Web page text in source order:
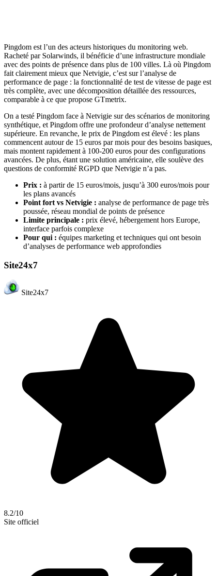
Pingdom est l’un des acteurs historiques du monitoring web.
Racheté par Solarwinds, il bénéficie d’une infrastructure mondiale
avec des points de présence dans plus de 100 villes. Là où Pingdom
fait clairement mieux que Netvigie, c’est sur l’analyse de
performance de page : la fonctionnalité de test de vitesse de page est
très complète, avec une décomposition détaillée des ressources,
comparable à ce que propose GTmetrix.
On a testé Pingdom face à Netvigie sur des scénarios de monitoring
synthétique, et Pingdom offre une profondeur d’analyse nettement
supérieure. En revanche, le prix de Pingdom est élevé : les plans
commencent autour de 15 euros par mois pour des besoins basiques,
mais montent rapidement à 100-200 euros pour des configurations
avancées. De plus, étant une solution américaine, elle soulève des
questions de conformité RGPD que Netvigie n’a pas.
Prix : à partir de 15 euros/mois, jusqu’à 300 euros/mois pour
les plans avancés
Point fort vs Netvigie : analyse de performance de page très
poussée, réseau mondial de points de présence
Limite principale : prix élevé, hébergement hors Europe,
interface parfois complexe
Pour qui : équipes marketing et techniques qui ont besoin
d’analyses de performance web approfondies
Site24x7
Site24x7
8.2/10
Site officiel